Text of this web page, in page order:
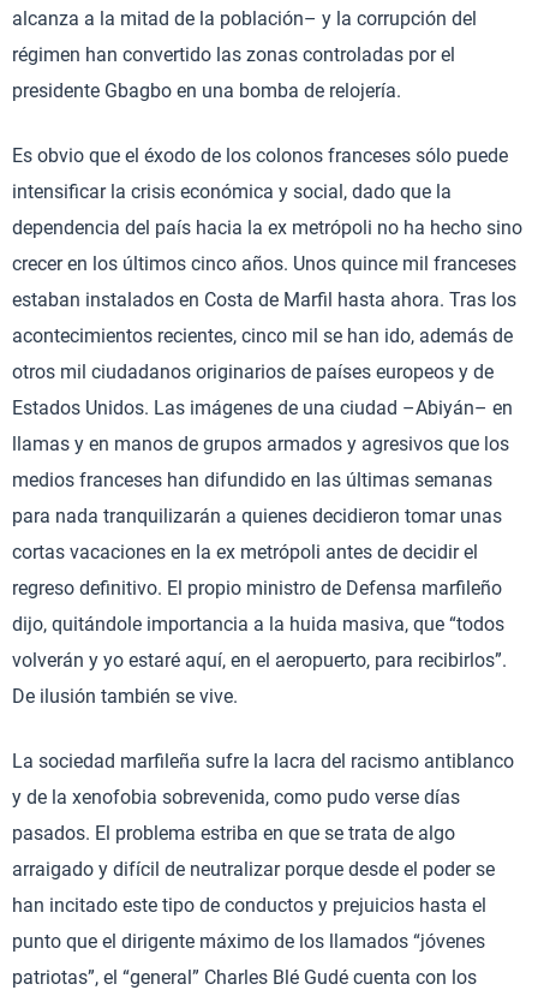
alcanza a la mitad de la población– y la corrupción del
régimen han convertido las zonas controladas por el
presidente Gbagbo en una bomba de relojería.
Es obvio que el éxodo de los colonos franceses sólo puede
intensificar la crisis económica y social, dado que la
dependencia del país hacia la ex metrópoli no ha hecho sino
crecer en los últimos cinco años. Unos quince mil franceses
estaban instalados en Costa de Marfil hasta ahora. Tras los
acontecimientos recientes, cinco mil se han ido, además de
otros mil ciudadanos originarios de países europeos y de
Estados Unidos. Las imágenes de una ciudad –Abiyán– en
llamas y en manos de grupos armados y agresivos que los
medios franceses han difundido en las últimas semanas
para nada tranquilizarán a quienes decidieron tomar unas
cortas vacaciones en la ex metrópoli antes de decidir el
regreso definitivo. El propio ministro de Defensa marfileño
dijo, quitándole importancia a la huida masiva, que “todos
volverán y yo estaré aquí, en el aeropuerto, para recibirlos”.
De ilusión también se vive.
La sociedad marfileña sufre la lacra del racismo antiblanco
y de la xenofobia sobrevenida, como pudo verse días
pasados. El problema estriba en que se trata de algo
arraigado y difícil de neutralizar porque desde el poder se
han incitado este tipo de conductos y prejuicios hasta el
punto que el dirigente máximo de los llamados “jóvenes
patriotas”, el “general” Charles Blé Gudé cuenta con los